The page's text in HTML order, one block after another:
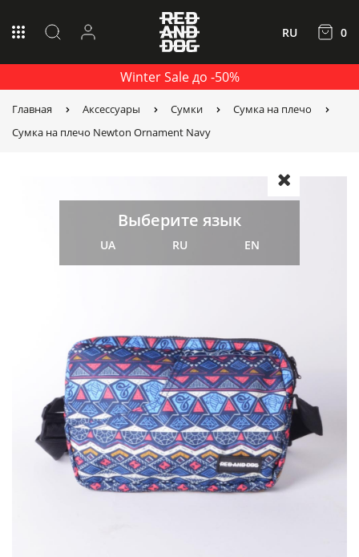
Winter Sale до -50%
RU 0
Главная Аксессуары Сумки
Сумка на плечо
Сумка на плечо Newton Ornament Navy
Выберите язык
UA RU EN